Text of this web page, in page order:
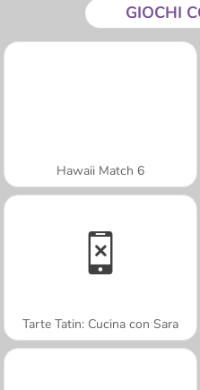
GIOCHI
Hawaii Match 6
Tarte Tatin: Cucina con Sara